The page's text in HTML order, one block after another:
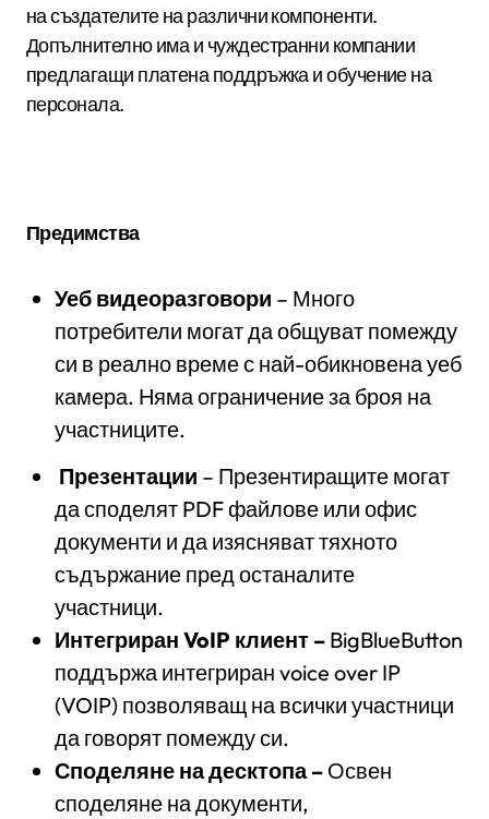
на създателите на различни компоненти.
Допълнително има и чуждестранни компании
предлагащи платена поддръжка и обучение на
персонала.
Предимства
Уеб видеоразговори – Много
потребители могат да общуват помежду
си в реално време с най-обикновена уеб
камера. Няма ограничение за броя на
участниците.
Презентации – Презентиращите могат
да споделят PDF файлове или офис
документи и да изясняват тяхното
съдържание пред останалите
участници.
Интегриран VoIP клиент – BigBlueButton
поддържа интегриран voice over IP
(VOIP) позволяващ на всички участници
да говорят помежду си.
Споделяне на десктопа – Освен
споделяне на документи,